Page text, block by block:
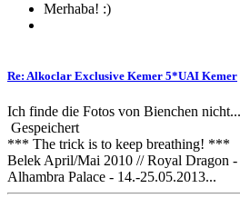
Merhaba! :)
Re: Alkoclar Exclusive Kemer 5*UAI Kemer
Ich finde die Fotos von Bienchen
Gespeichert
*** The trick is to keep breathing! ***
Belek April/Mai 2010 // Royal Dragon -
Alhambra Palace - 14.-25.05.2013...